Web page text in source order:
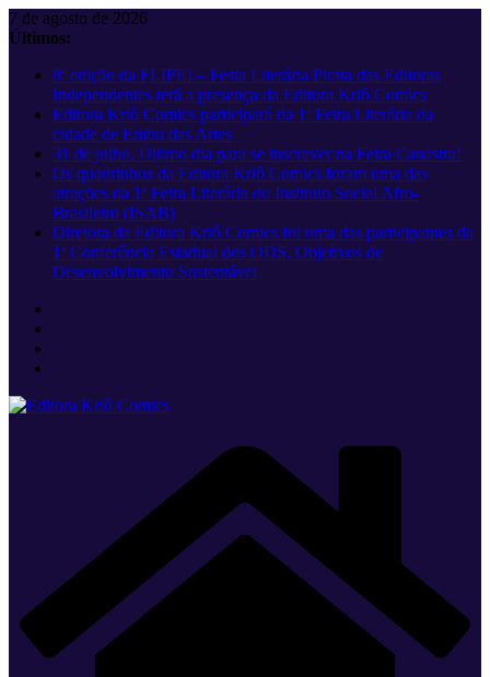
Pular
para
conteúdo
7 de agosto de 2026
Últimos:
8ª edição da FLIPEI – Festa Literária Pirata das Editoras
Independentes terá a presença da Editora Kriô Comics
Editora Kriô Comics participará da 1ª Feira Literária da
cidade de Embu das Artes
31 de julho. Último dia para se inscrever na Feira Canastra!
Os quadrinhos da Editora Kriô Comics foram uma das
atrações da 1ª Feira Literária do Instituto Social Afro-
Brasileiro (ISAB)
Diretora da Editora Kriô Comics foi uma das participantes da
1ª Conferência Estadual dos ODS, Objetivos de
Desenvolvimento Sustentável